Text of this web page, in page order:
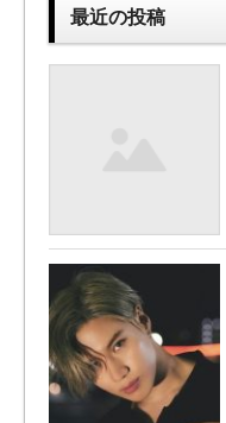
最近の投稿